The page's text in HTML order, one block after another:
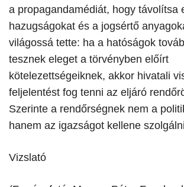
a propagandamédiát, hogy távolítsa
hazugságokat és a jogsértő
világossá tette: ha a hatóságok
tesznek eleget a törvényben előírt
kötelezettségeiknek, akkor hivatali
feljelentést fog tenni az eljáró
Szerinte a rendőrségnek nem a
hanem az igazságot kellene
Vizslató